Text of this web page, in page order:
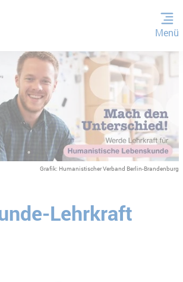
SPRINGEN
Menü
Grafik: Humanistischer Verband Berlin-Brandenburg
Lehrkraft